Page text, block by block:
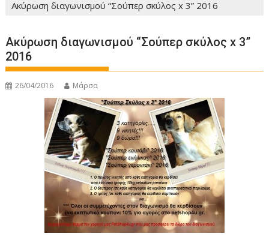
Ακύρωση διαγωνισμού “Σούπερ σκύλος x 3” 2016
Ακύρωση διαγωνισμού “Σούπερ σκύλος x 3”
2016
26/04/2016 Μάρσα